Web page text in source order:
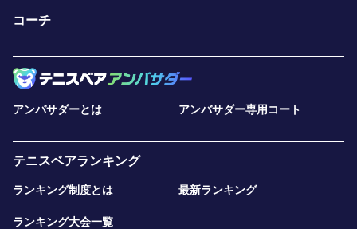
コーチ
アンバサダーとは アンバサダー専用コート
テニスベアランキング
ランキング制度とは 最新ランキング
ランキング大会一覧